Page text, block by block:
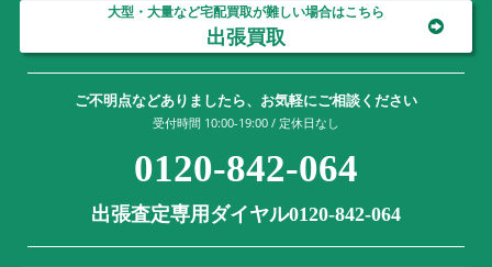
大型・大量など宅配買取が難しい場合はこちら
出張買取
ご不明点などありましたら、お気軽にご相談ください
受付時間 10:00-19:00 / 定休日なし
0120-842-064
出張査定専用ダイヤル0120-842-064